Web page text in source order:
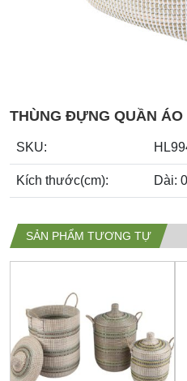
THÙNG ĐỰNG QUẦN ÁO
SKU:
Kích thước(cm): Dài:
SẢN PHẨM TƯƠNG TỰ